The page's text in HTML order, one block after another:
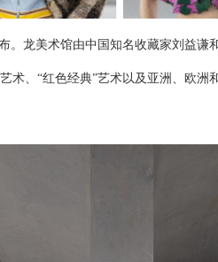
。龙美术馆由中国知名收藏家刘益
、“红色经典”艺术以及亚洲、欧洲